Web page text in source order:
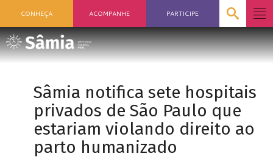
CONHEÇA ACOMPANHE PARTICIPE
Sâmia notifica sete hospitais
privados de São Paulo que
estariam violando direito ao
parto humanizado